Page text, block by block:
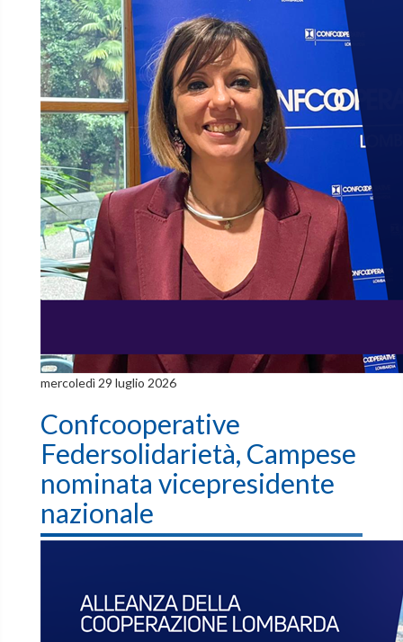
mercoledì 29 luglio 2026
Confcooperative
Federsolidarietà, Campese
nominata vicepresidente
nazionale